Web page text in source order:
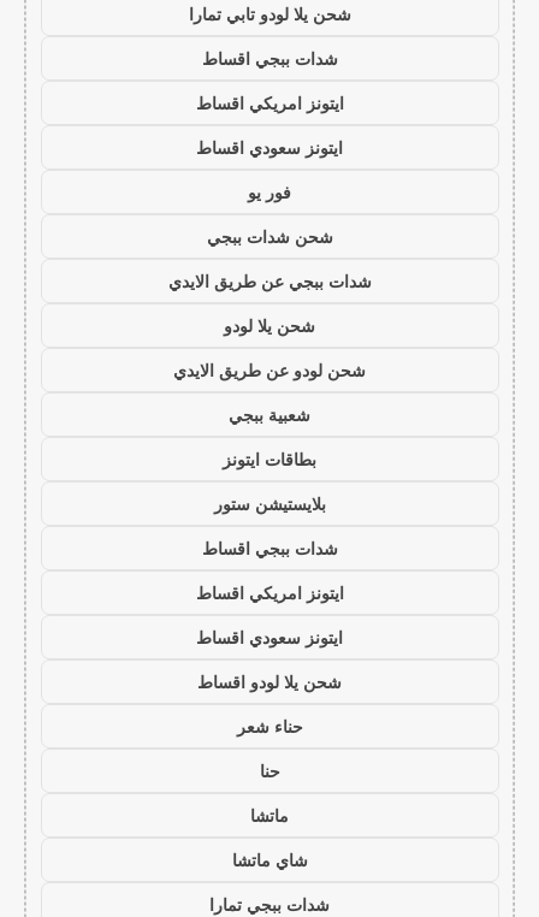
شحن يلا لودو تابي تمارا
شدات ببجي اقساط
ايتونز امريكي اقساط
ايتونز سعودي اقساط
فور يو
شحن شدات ببجي
شدات ببجي عن طريق الايدي
شحن يلا لودو
شحن لودو عن طريق الايدي
شعبية ببجي
بطاقات ايتونز
بلايستيشن ستور
شدات ببجي اقساط
ايتونز امريكي اقساط
ايتونز سعودي اقساط
شحن يلا لودو اقساط
حناء شعر
حنا
ماتشا
شاي ماتشا
شدات ببجي تمارا